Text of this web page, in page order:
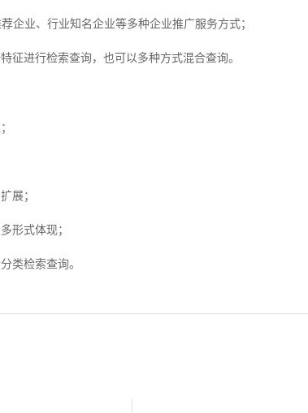
业、行业知名企业等多种企业推广服务方式；
进行检索查询，也可以多种方式混合查询。
展；
形式体现；
检索查询。